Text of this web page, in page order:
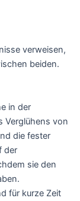
verweisen,
beiden.
in der
Verglühens von
die fester
der
sie den
für kurze Zeit